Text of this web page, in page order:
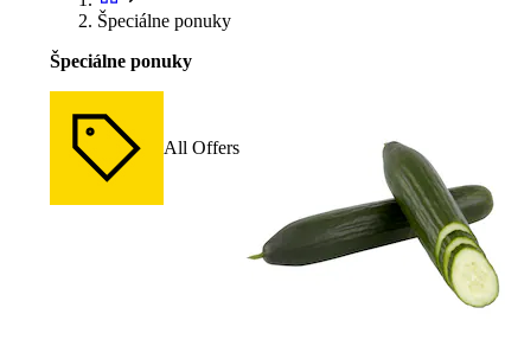
Špeciálne ponuky
Špeciálne ponuky
All Offers